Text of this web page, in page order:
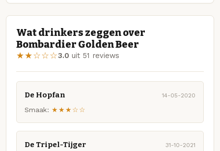
Wat drinkers zeggen over
Bombardier Golden Beer
★★☆☆☆3.0 uit 51 reviews
De Hopfan 14-05-2020
Smaak: ★★★☆☆
De Tripel-Tijger 31-10-2021